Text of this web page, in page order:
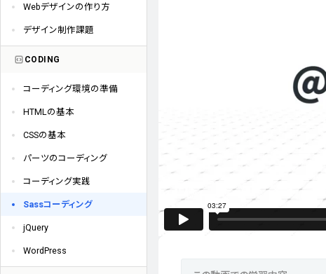
Webデザインの作り方
デザイン制作課題
CODING
コーディング環境の準備
HTMLの基本
CSSの基本
パーツのコーディング
コーディング実践
Sassコーディング
jQuery
WordPress